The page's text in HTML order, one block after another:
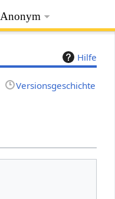
Anonym
Hilfe
Versionsgeschichte